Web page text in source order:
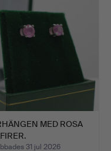
MED ROSA
31 jul 2026